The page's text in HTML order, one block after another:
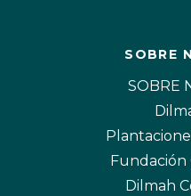
SOBRE
SOBRE
Fundación
Dilmah